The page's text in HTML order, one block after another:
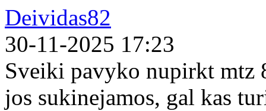
Deividas82
30-11-2025 17:23
Sveiki pavyko nupirkt mtz
jos sukinejamos, gal kas